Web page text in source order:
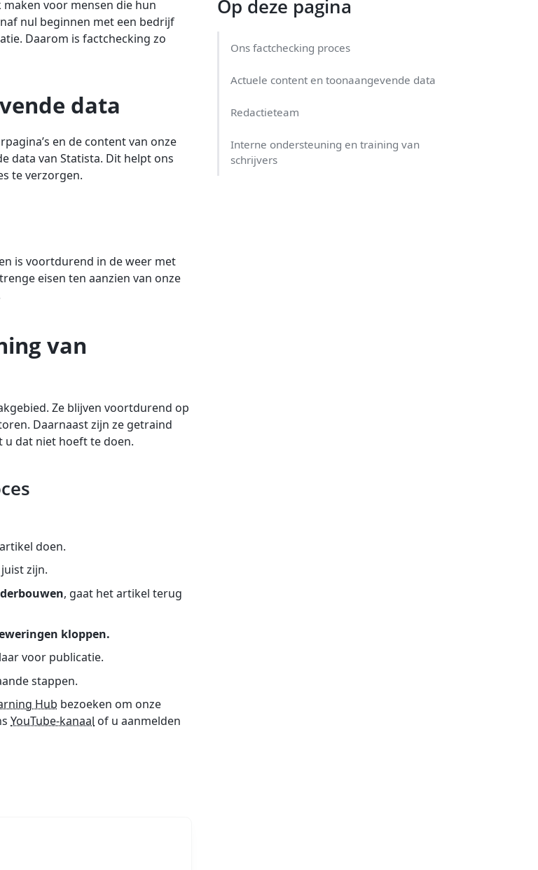
Op deze pagina
Ons factchecking proces
Actuele content en toonaangevende data
Redactieteam
Interne ondersteuning en training van
schrijvers
voor mensen die hun
nul beginnen met een bedrijf
Daarom is factchecking zo
data
en de content van onze
data van Statista. Dit helpt ons
te verzorgen.
is voortdurend in de weer met
eisen ten aanzien van onze
van
Ze blijven voortdurend op
Daarnaast zijn ze getraind
u dat niet hoeft te doen.
doen.
zijn.
, gaat het artikel terug
kloppen.
voor publicatie.
stappen.
Hub bezoeken om onze
YouTube-kanaal of u aanmelden